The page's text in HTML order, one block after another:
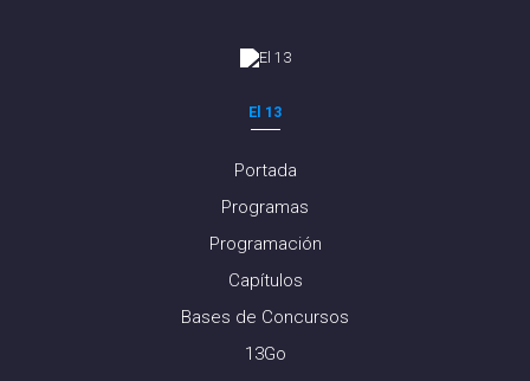
El 13
Portada
Programas
Programación
Capítulos
Bases de Concursos
13Go